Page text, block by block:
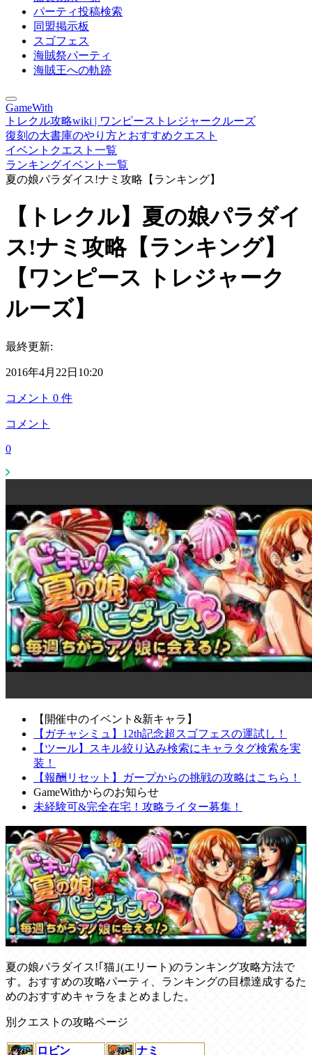
パーティ投稿検索
同盟掲示板
スゴフェス
海賊祭パーティ
海賊王への軌跡
GameWith
トレクル攻略wiki | ワンピーストレジャークルーズ
復刻の大書庫のやり方とおすすめクエスト
イベントクエスト一覧
ランキングイベント一覧
夏の娘パラダイス!ナミ攻略【ランキング】
【トレクル】夏の娘パラダイ
ス!ナミ攻略【ランキング】
【ワンピース トレジャーク
ルーズ】
最終更新:
2016年4月22日10:20
コメント 0 件
コメント
0
【開催中のイベント&新キャラ】
【ガチャシミュ】12th記念超スゴフェスの運試し！
【ツール】スキル絞り込み検索にキャラタグ検索を実
装！
【報酬リセット】ガープからの挑戦の攻略はこちら！
GameWithからのお知らせ
未経験可&完全在宅！攻略ライター募集！
夏の娘パラダイス!｢猫｣(エリート)のランキング攻略方法で
す。おすすめの攻略パーティ、ランキングの目標達成するた
めのおすすめキャラをまとめました。
別クエストの攻略ページ
ロビン
ナミ